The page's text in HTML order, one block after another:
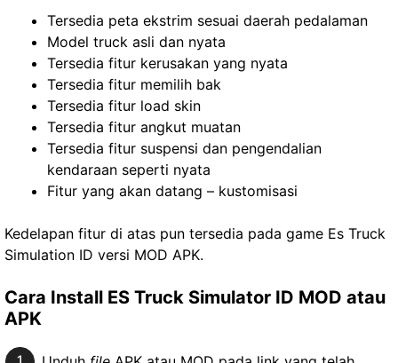
Tersedia peta ekstrim sesuai daerah pedalaman
Model truck asli dan nyata
Tersedia fitur kerusakan yang nyata
Tersedia fitur memilih bak
Tersedia fitur load skin
Tersedia fitur angkut muatan
Tersedia fitur suspensi dan pengendalian
kendaraan seperti nyata
Fitur yang akan datang – kustomisasi
Kedelapan fitur di atas pun tersedia pada game Es Truck
Simulation ID versi MOD APK.
Cara Install ES Truck Simulator ID MOD atau
APK